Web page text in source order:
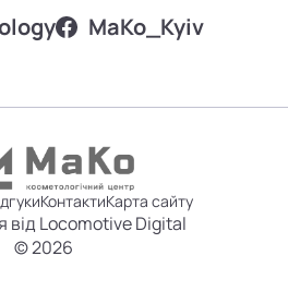
MаKo_Kyiv
КонтактиКарта сайту
від Locomotive Digital
© 2026